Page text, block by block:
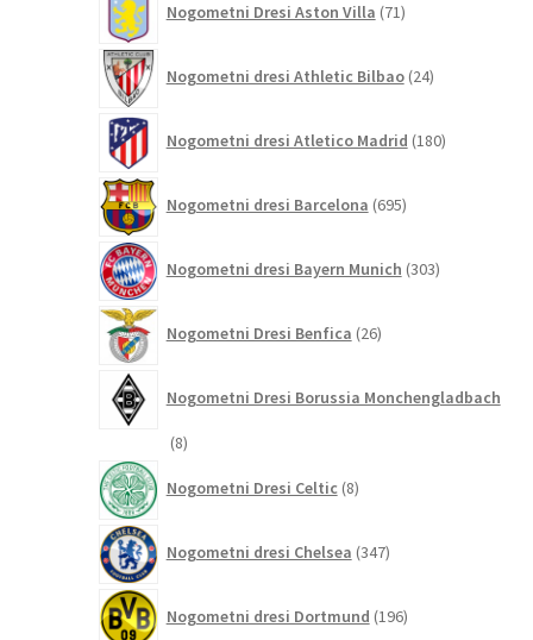
Nogometni Dresi Aston Villa 71izdelkov
Nogometni dresi Athletic Bilbao 24izdelkov
Nogometni dresi Atletico Madrid 180izdelkov
Nogometni dresi Barcelona 695izdelkov
Nogometni dresi Bayern Munich 303izdelki
Nogometni Dresi Benfica 26izdelkov
Nogometni Dresi Borussia Monchengladbach
88
Nogometni Dresi Celtic 8izdelkov
Nogometni dresi Chelsea 347izdelkov
Nogometni dresi Dortmund 196izdelkov